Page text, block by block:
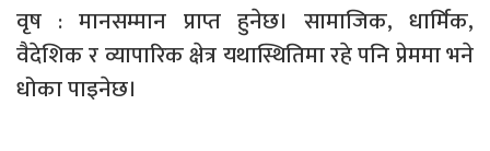
वृष : मानसम्मान प्राप्त हुनेछ। सामाजिक, धार्मिक,
वैदेशिक र व्यापारिक क्षेत्र यथास्थितिमा रहे पनि प्रेममा भने
धोका पाइनेछ।